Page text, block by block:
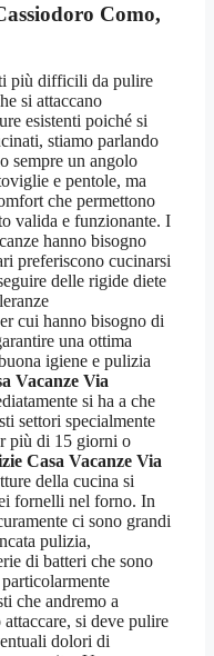
Como,
più difficili da pulire
si attaccano
esistenti poiché si
stiamo parlando
sempre un angolo
e pentole, ma
che permettono
valida e funzionante. I
hanno bisogno
preferiscono cucinarsi
delle rigide diete
cui hanno bisogno di
una ottima
igiene e pulizia
Vacanze Via
si ha a che
settori specialmente
più di 15 giorni o
Casa Vacanze Via
della cucina si
fornelli nel forno. In
ci sono grandi
pulizia,
di batteri che sono
che andremo a
si deve pulire
dolori di